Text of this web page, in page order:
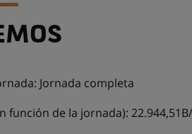
Jornada completa
función de la jornada):